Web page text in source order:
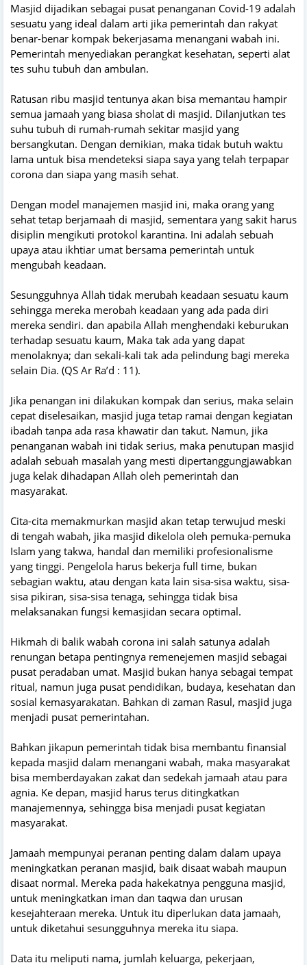
Masjid dijadikan sebagai pusat penanganan Covid-19 adalah
sesuatu yang ideal dalam arti jika pemerintah dan rakyat
benar-benar kompak bekerjasama menangani wabah ini.
Pemerintah menyediakan perangkat kesehatan, seperti alat
tes suhu tubuh dan ambulan.
Ratusan ribu masjid tentunya akan bisa memantau hampir
semua jamaah yang biasa sholat di masjid. Dilanjutkan tes
suhu tubuh di rumah-rumah sekitar masjid yang
bersangkutan. Dengan demikian, maka tidak butuh waktu
lama untuk bisa mendeteksi siapa saya yang telah terpapar
corona dan siapa yang masih sehat.
Dengan model manajemen masjid ini, maka orang yang
sehat tetap berjamaah di masjid, sementara yang sakit harus
disiplin mengikuti protokol karantina. Ini adalah sebuah
upaya atau ikhtiar umat bersama pemerintah untuk
mengubah keadaan.
Sesungguhnya Allah tidak merubah keadaan sesuatu kaum
sehingga mereka merobah keadaan yang ada pada diri
mereka sendiri. dan apabila Allah menghendaki keburukan
terhadap sesuatu kaum, Maka tak ada yang dapat
menolaknya; dan sekali-kali tak ada pelindung bagi mereka
selain Dia. (QS Ar Ra’d : 11).
Jika penangan ini dilakukan kompak dan serius, maka selain
cepat diselesaikan, masjid juga tetap ramai dengan kegiatan
ibadah tanpa ada rasa khawatir dan takut. Namun, jika
penanganan wabah ini tidak serius, maka penutupan masjid
adalah sebuah masalah yang mesti dipertanggungjawabkan
juga kelak dihadapan Allah oleh pemerintah dan
masyarakat.
Cita-cita memakmurkan masjid akan tetap terwujud meski
di tengah wabah, jika masjid dikelola oleh pemuka-pemuka
Islam yang takwa, handal dan memiliki profesionalisme
yang tinggi. Pengelola harus bekerja full time, bukan
sebagian waktu, atau dengan kata lain sisa-sisa waktu, sisa-
sisa pikiran, sisa-sisa tenaga, sehingga tidak bisa
melaksanakan fungsi kemasjidan secara optimal.
Hikmah di balik wabah corona ini salah satunya adalah
renungan betapa pentingnya remenejemen masjid sebagai
pusat peradaban umat. Masjid bukan hanya sebagai tempat
ritual, namun juga pusat pendidikan, budaya, kesehatan dan
sosial kemasyarakatan. Bahkan di zaman Rasul, masjid juga
menjadi pusat pemerintahan.
Bahkan jikapun pemerintah tidak bisa membantu finansial
kepada masjid dalam menangani wabah, maka masyarakat
bisa memberdayakan zakat dan sedekah jamaah atau para
agnia. Ke depan, masjid harus terus ditingkatkan
manajemennya, sehingga bisa menjadi pusat kegiatan
masyarakat.
Jamaah mempunyai peranan penting dalam dalam upaya
meningkatkan peranan masjid, baik disaat wabah maupun
disaat normal. Mereka pada hakekatnya pengguna masjid,
untuk meningkatkan iman dan taqwa dan urusan
kesejahteraan mereka. Untuk itu diperlukan data jamaah,
untuk diketahui sesungguhnya mereka itu siapa.
Data itu meliputi nama, jumlah keluarga, pekerjaan,